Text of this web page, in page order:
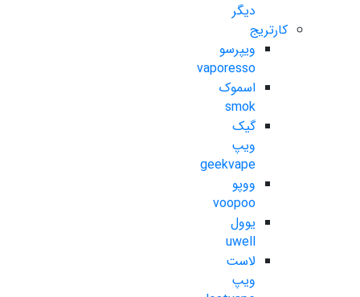
دیگر
کارتریج
ویپرسو
vaporesso
اسموک
smok
گیک
ویپ
geekvape
ووپو
voopoo
یوول
uwell
لاست
ویپ